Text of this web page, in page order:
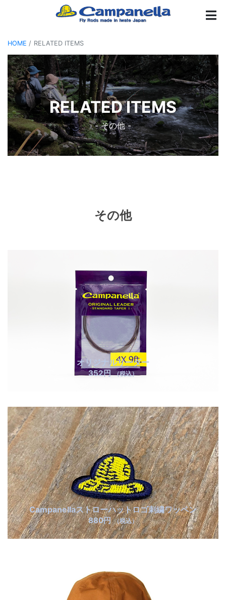
HOME RELATED ITEMS
RELATED ITEMS
- その他 -
その他
オリジナルリーダー
352円 （税込）
Campanellaストローハットロゴ刺繍ワッペン
880円 （税込）